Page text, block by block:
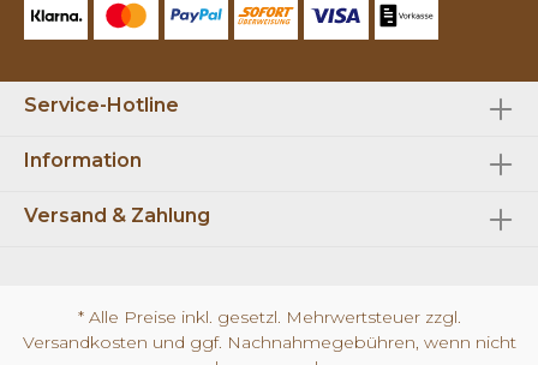
Service-Hotline
Information
Versand & Zahlung
* Alle Preise inkl. gesetzl. Mehrwertsteuer zzgl.
Versandkosten und ggf. Nachnahmegebühren, wenn nicht